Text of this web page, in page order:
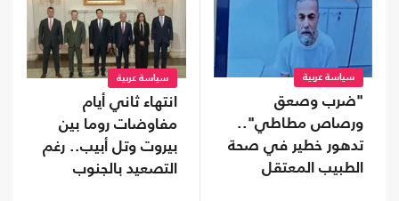
سياسة عربية
"ضرب وصعق
ورصاص مطاطي"..
تدهور خطير في صحة
الطبيب المعتقل
سياسة عربية
انتهاء ثاني أيام
مفاوضات روما بين
بيروت وتل أبيب.. رغم
التصعيد بالجنوب